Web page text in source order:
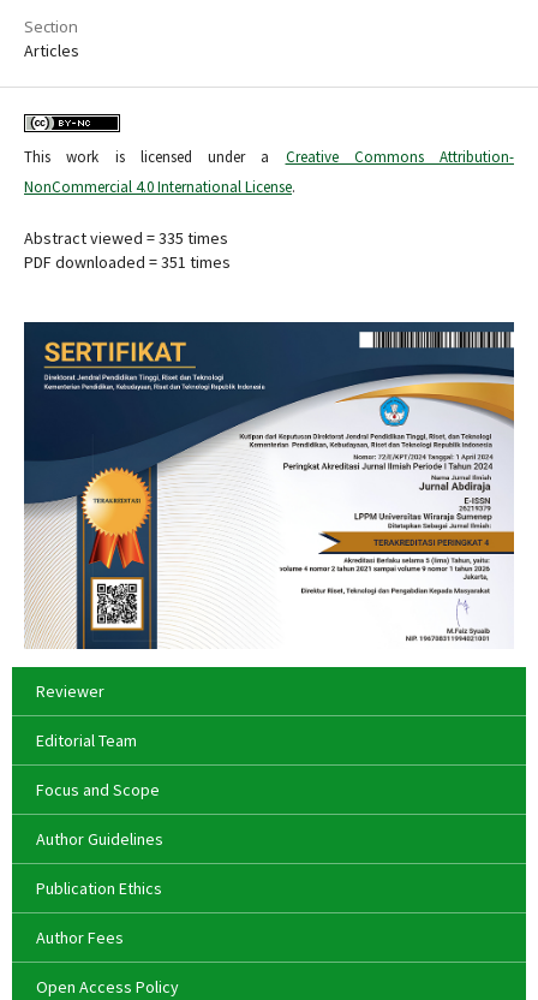
Section
Articles
This work is licensed under a Creative Commons Attribution-
NonCommercial 4.0 International License.
Abstract viewed = 335 times
PDF downloaded = 351 times
Reviewer
Editorial Team
Focus and Scope
Author Guidelines
Publication Ethics
Author Fees
Open Access Policy